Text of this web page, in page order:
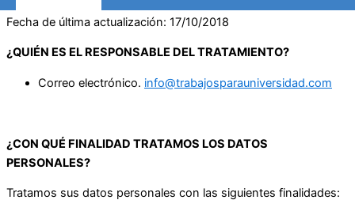
Fecha de última actualización: 17/10/2018
¿QUIÉN ES EL RESPONSABLE DEL TRATAMIENTO?
Correo electrónico. info@trabajosparauniversidad.com
¿CON QUÉ FINALIDAD TRATAMOS LOS DATOS
PERSONALES?
Tratamos sus datos personales con las siguientes finalidades: